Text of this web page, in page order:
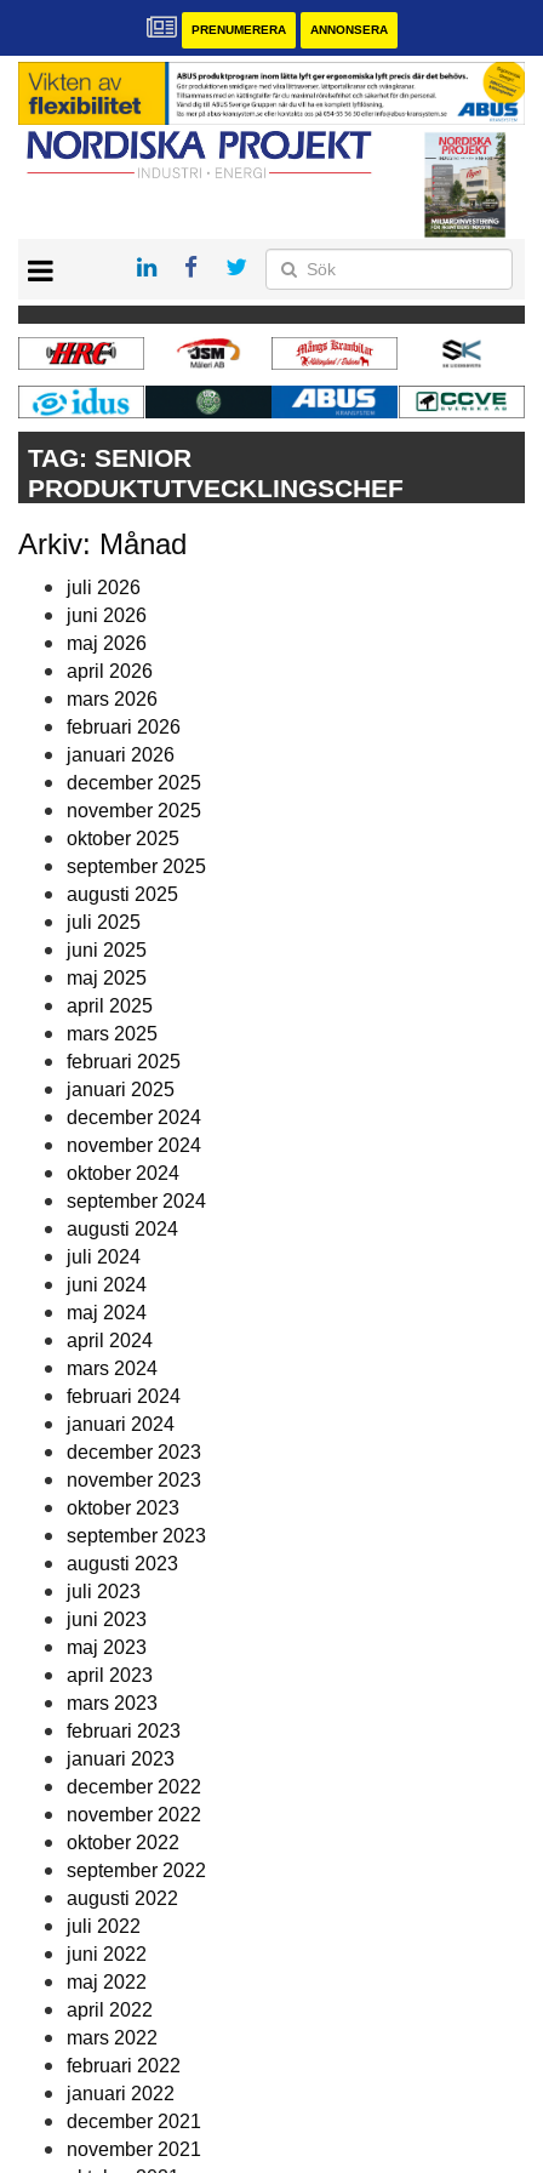
PRENUMERERA ANNONSERA
KONTAKT
VÅRA ANDRA MAGASIN
PRENUMERERA
ANNONSERA
TAG: SENIOR
PRODUKTUTVECKLINGSCHEF
Arkiv: Månad
juli 2026
juni 2026
maj 2026
april 2026
mars 2026
februari 2026
januari 2026
december 2025
november 2025
oktober 2025
september 2025
augusti 2025
juli 2025
juni 2025
maj 2025
april 2025
mars 2025
februari 2025
januari 2025
december 2024
november 2024
oktober 2024
september 2024
augusti 2024
juli 2024
juni 2024
maj 2024
april 2024
mars 2024
februari 2024
januari 2024
december 2023
november 2023
oktober 2023
september 2023
augusti 2023
juli 2023
juni 2023
maj 2023
april 2023
mars 2023
februari 2023
januari 2023
december 2022
november 2022
oktober 2022
september 2022
augusti 2022
juli 2022
juni 2022
maj 2022
april 2022
mars 2022
februari 2022
januari 2022
december 2021
november 2021